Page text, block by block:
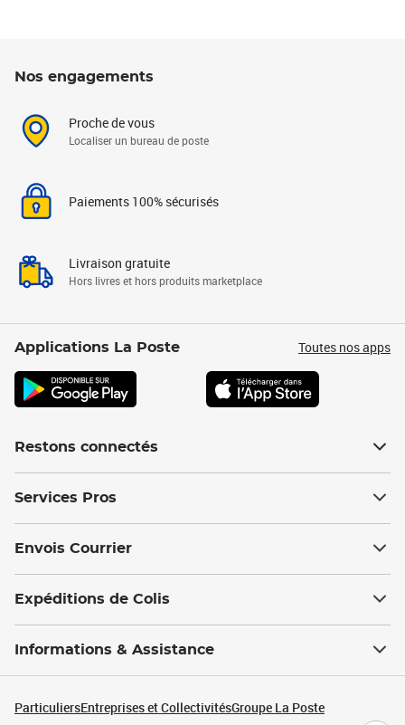
Nos engagements
Proche de vous
Localiser un bureau de poste
Paiements 100% sécurisés
Livraison gratuite
Hors livres et hors produits marketplace
Applications La Poste Toutes nos apps
Restons connectés
Services Pros
Envois Courrier
Expéditions de Colis
Informations & Assistance
ParticuliersEntreprises et CollectivitésGroupe La Poste